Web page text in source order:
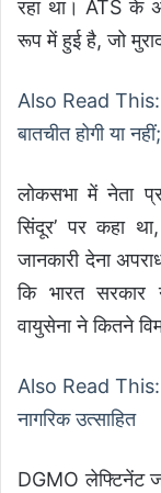
रहा था। ATS के
रूप में हुई है, जो
Also Read
बातचीत होगी या
लोकसभा में नेता
सिंदूर’ पर कहा
जानकारी देना
कि भारत सरकार
वायुसेना ने कितने
Also Read
नागरिक उत्साहित
DGMO लेफ्टिनेंट